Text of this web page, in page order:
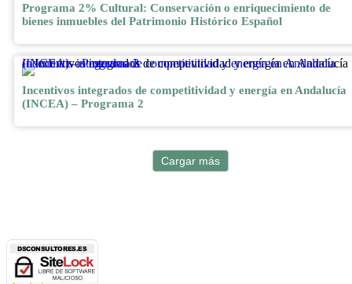
Programa 2% Cultural: Conservación o enriquecimiento de
bienes inmuebles del Patrimonio Histórico Español
Incentivos integrados de competitividad y energía en Andalucía (INCEA) – Programa 2
Incentivos integrados de competitividad y energía en Andalucía
(INCEA) – Programa 2
Cargar más